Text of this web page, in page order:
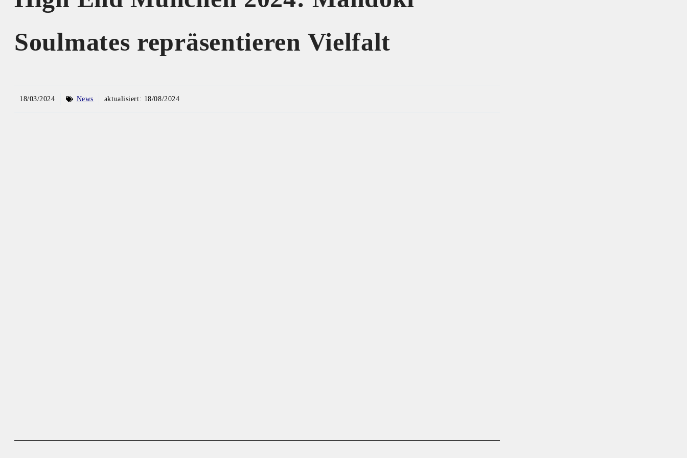
Soulmates repräsentieren Vielfalt
18/03/2024 News aktualisiert: 18/08/2024